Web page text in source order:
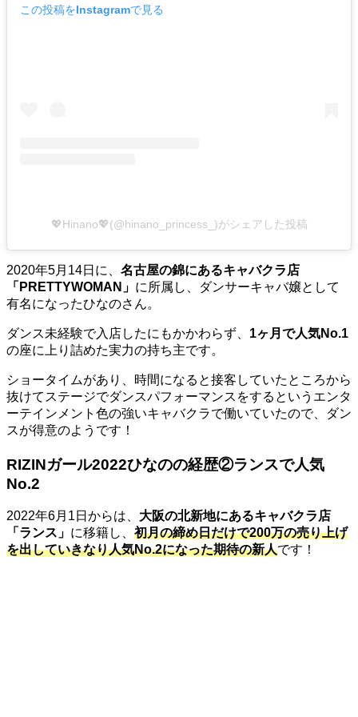
この投稿をInstagramで見る
💖Hinano💖(@hinano_princess_)がシェアした投稿
2020年5月14日に、 名古屋の錦にあるキャバクラ店
「PRETTYWOMAN」 に所属し、ダンサーキャバ嬢として
有名になったひなのさん。
ダンス未経験で入店したにもかかわらず、 1ヶ月で人気No.1
の座に上り詰めた実力の持ち主です。
ショータイムがあり、時間になると接客していたところから
抜けてステージでダンスパフォーマンスをするというエンタ
ーテインメント色の強いキャバクラで働いていたので、ダン
スが得意のようです！
RIZINガール2022ひなのの経歴②ランスで人気
No.2
2022年6月1日からは、 大阪の北新地にあるキャバクラ店
「ランス」 に移籍し、 初月の締め日だけで200万の売り上げ
を出していきなり人気No.2になった期待の新人です！